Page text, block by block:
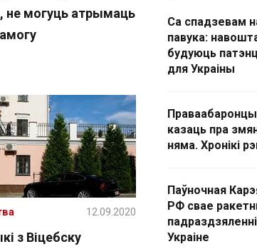
не могуць атрымаць
з Віцебску
12.09.2020
Са спадзевам
павука:
будуюць
для Украіны
казаць пра
няма. Хронікі
Паўночная
РФ свае
Украіне